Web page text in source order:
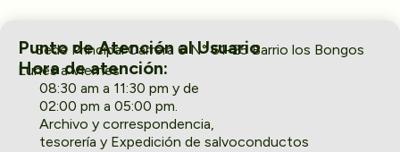
Punto de Atención al Usuario
Sede Principal Carrera 6 N° 61-25 Barrio los Bongos
Hora de atención:
Lunes a Viernes
08:30 am a 11:30 pm y de
02:00 pm a 05:00 pm.
Archivo y correspondencia,
tesorería y Expedición de salvoconductos